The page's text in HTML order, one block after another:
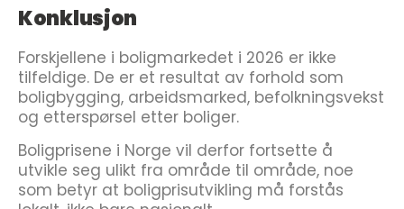
Konklusjon
Forskjellene i boligmarkedet i 2026 er ikke
tilfeldige. De er et resultat av forhold som
boligbygging, arbeidsmarked, befolkningsvekst
og etterspørsel etter boliger.
Boligprisene i Norge vil derfor fortsette å
utvikle seg ulikt fra område til område, noe
som betyr at boligprisutvikling må forstås